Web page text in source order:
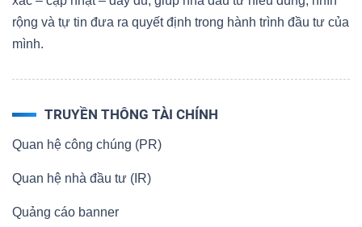
rộng và tự tin đưa ra quyết định trong hành trình đầu tư của
mình.
TRUYỀN THÔNG TÀI CHÍNH
Quan hệ công chúng (PR)
Quan hệ nhà đầu tư (IR)
Quảng cáo banner